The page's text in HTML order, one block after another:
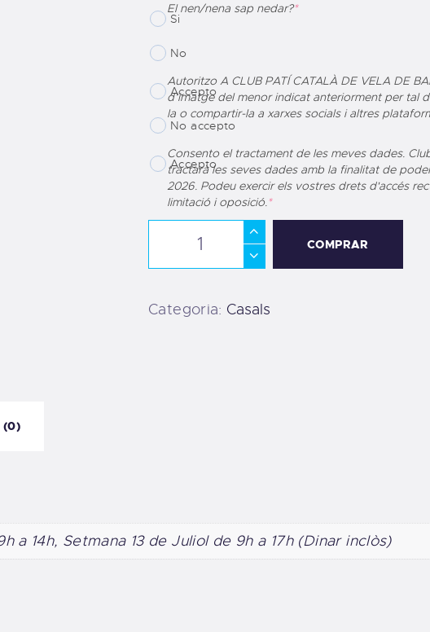
El nen/nena sap nedar?*
Si
No
Autoritzo A CLUB PATÍ CATALÀ DE VELA DE
d’imatge del menor indicat anteriorment per tal de
la o compartir-la a xarxes socials i altres
Accepto
No accepto
Consento el tractament de les meves dades.
tractarà les seves dades amb la finalitat de
2026. Podeu exercir els vostres drets d'accés rectificació supressió portabilitat
limitació i oposició.*
Accepto
COMPRAR
Categoria: Casals
(0)
a 14h, Setmana 13 de Juliol de 9h a 17h (Dinar inclòs)